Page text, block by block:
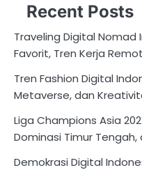
Recent Posts
Traveling Digital Nomad
Favorit, Tren Kerja
Tren Fashion Digital
Metaverse, dan
Liga Champions Asia
Dominasi Timur
Demokrasi Digital